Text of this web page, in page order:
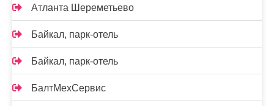
Атланта Шереметьево
Байкал, парк-отель
Байкал, парк-отель
БалтМехСервис